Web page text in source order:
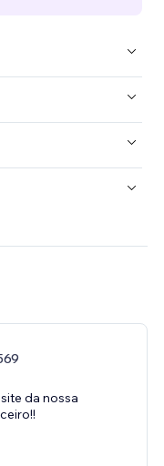
da nossa